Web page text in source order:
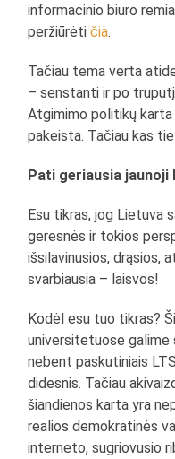
informacinio biuro
peržiūrėtičia.
Tačiau tema verta
– senstanti ir po
Atgimimo politikų
pakeista. Tačiau kas tie
Pati geriausia jaunoji
Esu tikras, jog Lietuva
geresnės ir tokios
išsilavinusios, drąsios,
svarbiausia – laisvos!
Kodėl esu tuo tikras?
universitetuose galime
nebent paskutiniais
didesnis. Tačiau
šiandienos karta yra
realios demokratinės
interneto, sugriovusio